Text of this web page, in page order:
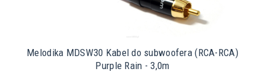
Melodika MDSW30 Kabel do subwoofera (RCA-RCA)
Purple Rain - 3,0m